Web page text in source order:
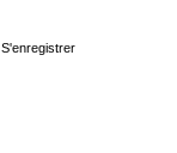
S'enregistrer